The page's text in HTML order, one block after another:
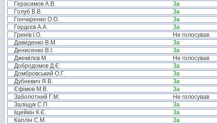
Герасимов А.В.
За
Голуб В.В.
За
Гончаренко О.О.
За
Гордєєв А.А.
За
Гринів І.О.
Не голосував
Давиденко В.М.
За
Денисенко В.І.
За
Джемілєв М. .
Не голосував
Добродомов Д.Є.
За
Домбровський О.Г.
За
Дубневич Я.В.
За
Єфімов М.В.
За
Заболотний Г.М.
Не голосував
Заліщук С.П.
За
Іщейкін К.Є.
За
Каплін С.М.
За